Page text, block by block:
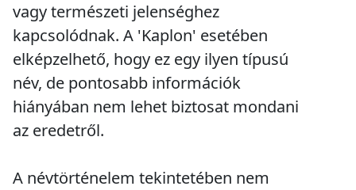
vagy természeti jelenséghez
kapcsolódnak. A 'Kaplon' esetében
elképzelhető, hogy ez egy ilyen típusú
név, de pontosabb információk
hiányában nem lehet biztosat mondani
az eredetről.
A névtörténelem tekintetében nem